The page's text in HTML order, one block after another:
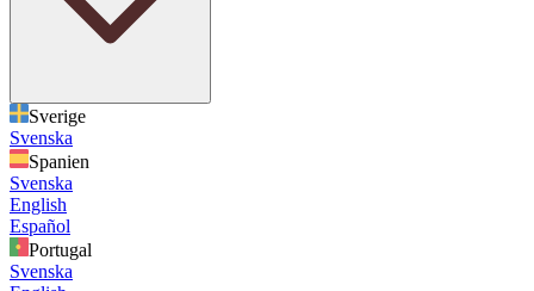
Sverige
Svenska
Spanien
Svenska
English
Español
Portugal
Svenska